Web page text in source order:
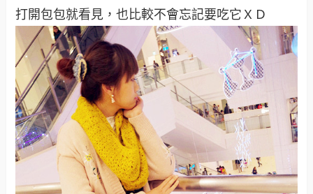
打開包包就看見，也比較不會忘記要吃它ＸＤ